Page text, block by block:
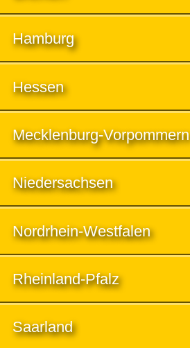
Hamburg
Hessen
Mecklenburg-Vorpommern
Niedersachsen
Nordrhein-Westfalen
Rheinland-Pfalz
Saarland